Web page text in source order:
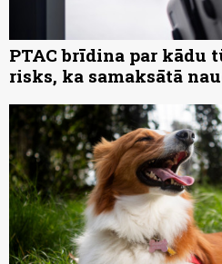
PTAC brīdina par kādu
risks, ka samaksātā